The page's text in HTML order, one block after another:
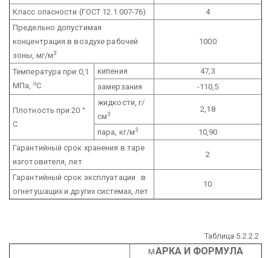
Класс опасности (ГОСТ 12.1.007-76)
4
Предельно допустимая
концентрация в воздухе рабочей
зоны, мг/м3
1000
Температура при 0,1
МПа,
оС
кипения
47,3
замерзания
-110,5
Плотность при 20 °
С
жидкости, г/
см3
2,18
пара, кг/м3
10,90
Гарантийный срок хранения в таре
изготовителя, лет
2
Гарантийный срок эксплуатации в
огнетушащих и других системах, лет
10
Таблица 5.2.2.2
МАРКА И ФОРМУЛА